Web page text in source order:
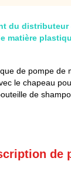
du distributeur
matière
de pompe de
le chapeau
de
de